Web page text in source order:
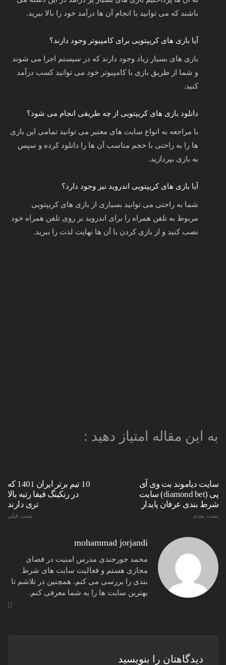
باشند که می توانید با انجام آن ها درآمد خود را بالا ببرید.
آیا بازی های کریپتویی برای کامپیوتر وجود دارند؟
بازی های بسیار زیاد وجود دارند که در سیستم اجرا می شوند
و شما از طریق بازی با کامپیوتر خود می توانید کسب درآمد
کنید.
دانلود بازی های کریپتویی از چه طریقی انجام می شود؟
با مراجعه به انواع سایت های معتبر می توانید تمامی این بازی
ها را به راحتی با حجم مناسب آن ها را دانلود کرده و سپس
به بازی بپردازید.
آیا بازی های کریپتویی اندروید نیز وجود دارد؟
شما به راحتی می توانید بسیاری از بازی های کریپتویی
مربوط به تلفن همراه را برای اندروید بر روی تلفن همراه خود
نصب کنید و از بازی کردن با آن ها نهایت لذت را ببرید.
به این مقاله امتیاز دهید :
10 تیم برتر ایران 1401 که
در رنکینگ فیفا رتبه بالا
تری دارند
پست قبلی
سایت دیاموند بت وی‌ آی‌
پی (diamond bet) سایت
شرط بندی عرفان پایدار
پست بعدی
mohammad jorjandi
محمد جورجندی مدرس امنیت در فضای
مجازی هستم و فعالیت سایت های شرط
بندی را بررسی می کنم. همچنین در تلاشم تا
بهترین سایت ها را به شما معرفی کنم.
دیدگاهتان را بنویسید